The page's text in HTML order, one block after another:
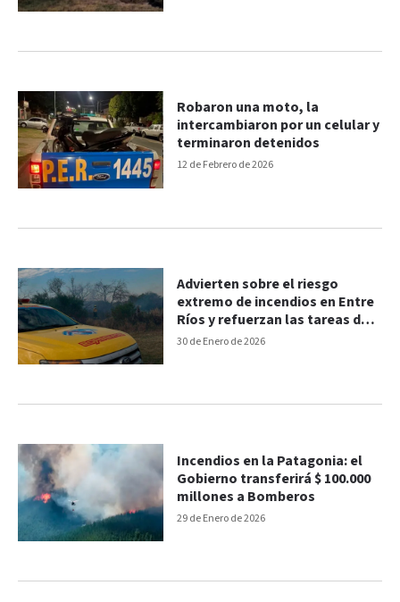
12 de Febrero de 2026
Robaron una moto, la
intercambiaron por un celular y
terminaron detenidos
30 de Enero de 2026
Advierten sobre el riesgo
extremo de incendios en Entre
Ríos y refuerzan las tareas de
monitoreo
29 de Enero de 2026
Incendios en la Patagonia: el
Gobierno transferirá $ 100.000
millones a Bomberos